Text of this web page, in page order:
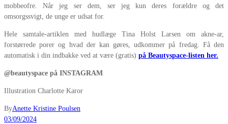
mobbeofre. Når jeg ser dem, ser jeg kun deres forældre og det
omsorgssvigt, de unge er udsat for.
Hele samtale-artiklen med hudlæge Tina Holst Larsen om akne-ar,
forstørrede porer og hvad der kan gøres, udkommer på fredag. Få den
automatisk i din indbakke ved at være (gratis) på Beautyspace-listen her.
@beautyspace på INSTAGRAM
Illustration Charlotte Karor
ByAnette Kristine Poulsen
03/09/2024